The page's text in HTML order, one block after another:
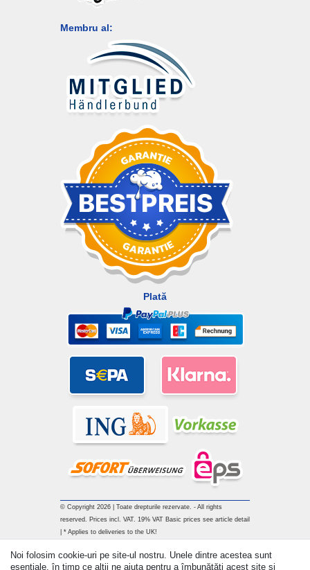
Membru al:
Plată
© Copyright 2026 | Toate drepturile rezervate. - All rights
reserved. Prices incl. VAT. 19% VAT Basic prices see article detail
| * Applies to deliveries to the UK!
Noi folosim cookie-uri pe site-ul nostru. Unele dintre acestea sunt
esențiale, în timp ce alții ne ajuta pentru a îmbunătăți acest site și
Withdraw from contract here